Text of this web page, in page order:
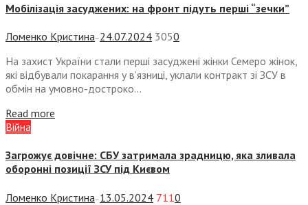
Мобілізація засуджених: на фронт підуть перші “зечки”
Ломенко Кристина— 24.07.2024 3050
На захист України стали перші засуджені жінки Семеро жінок,
які відбували покарання у в’язниці, уклали контракт зі ЗСУ в
обмін на умовно-достроко...
Read more
Війна
Загрожує довічне: СБУ затримала зрадницю, яка зливала
оборонні позиції ЗСУ під Києвом
Ломенко Кристина — 13.05.2024 7110